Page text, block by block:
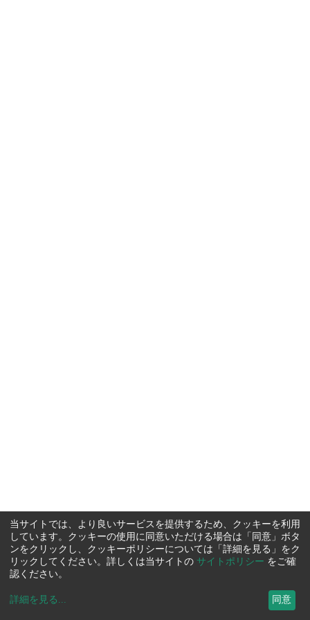
当サイトでは、より良いサービスを提供するため、クッキーを利用
しています。クッキーの使用に同意いただける場合は「同意」ボタ
ンをクリックし、クッキーポリシーについては「詳細を見る」をク
リックしてください。詳しくは当サイトの サイトポリシー をご確
認ください。
詳細を見る ... 同意